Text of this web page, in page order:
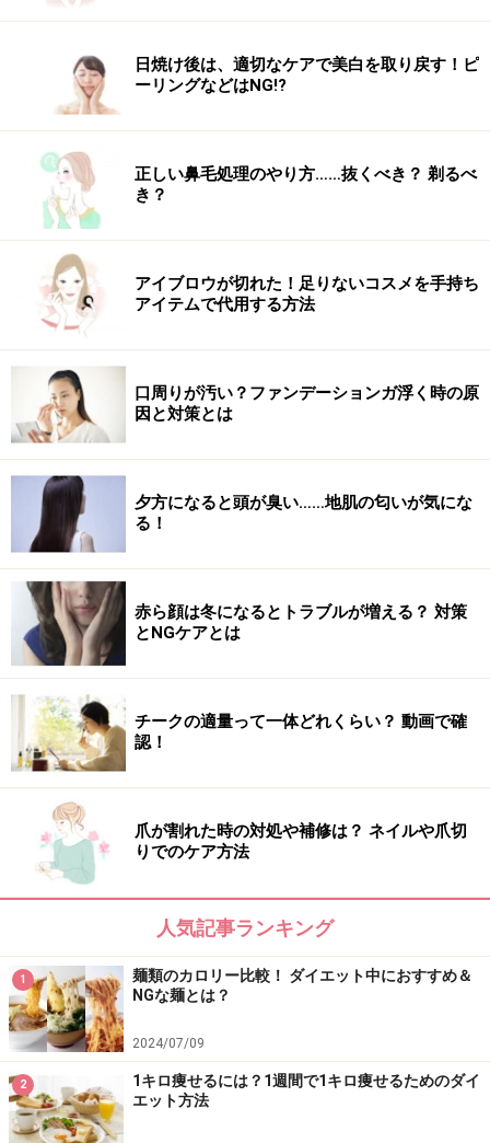
1. カップ麺＋おにぎり
す。カップ麺を選ぶ際は、カロリーをチェックして
300kcal以下のものを選び、サラダやサラダチキンなど主
2. 唐揚げ弁当
コンビニ弁当のご飯の量は200g以上あるものが多いので
注意が必要です。また唐揚げやフライものの弁当は、脂
質のとり過ぎにもつながります。お弁当を選ぶ際は、ご
飯の量が少ないミニサイズのもので、三色弁当のような
鮭、卵、ひき肉などのタンパク質がとれるものにし、副
菜としてお浸しやカップみそ汁を追加することで、ビタ
ミン、ミネラルが摂取できます。
3. 大盛パスタ
1つのメニューで満足しそうなデカ盛りのメニューは炭
水化物のとり過ぎに。具材も少ないため、他の栄養素も
不足してしまいます。また、炒めたパスタはバターやオ
リーブオイルなどの油脂がたっぷり使われているため、
選ぶ際はスープ系かサラダ系のパスタを選びましょう。
太りにくいコンビニランチ3選！ 夏の定番
麺料理も？
冷やし中華は主食・主菜・副菜が1つで取れる
1. おにぎり＋サラダ＋カップみそ汁
主食、主菜、副菜がとれるので、栄養バランスが整いま
す。おにぎりの具材は鮭や肉、納豆などを選び、サラダ
は豚しゃぶや蒸し鶏などがトッピングされたものを選ぶ
とタンパク質が摂取できます。
2. サンドイッチ＋サラダ＋カップスープ
前述の1の組み合わせと同様、栄養バランスが整いま
日焼け後は、適切なケアで美白を取り戻す！ピ
ーリングなどはNG!?
正しい鼻毛処理のやり方……抜くべき？ 剃るべ
き？
アイブロウが切れた！足りないコスメを手持ち
アイテムで代用する方法
口周りが汚い？ファンデーションガ浮く時の原
因と対策とは
夕方になると頭が臭い……地肌の匂いが気にな
る！
赤ら顔は冬になるとトラブルが増える？ 対策
とNGケアとは
チークの適量って一体どれくらい？ 動画で確
認！
爪が割れた時の対処や補修は？ ネイルや爪切
りでのケア方法
人気記事ランキング
1
麺類のカロリー比較！ ダイエット中におすすめ＆
NGな麺とは？
2024/07/09
2
1キロ痩せるには？1週間で1キロ痩せるためのダイ
エット方法